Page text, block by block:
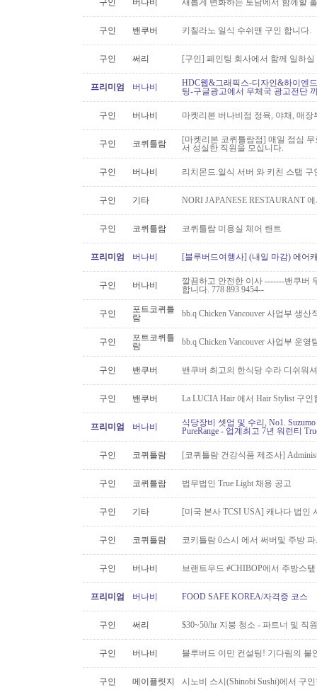
구인 버나비 새롭게 변화하는 토담에서 함께할
구인 밴쿠버 키칠라노 일식 수쉬맨 구인 합니다.
구인 써리 [구인] 페인팅 회사에서 함께 일하
프리미엄 버나비
HDC웹&그래픽스-디자인&하이엔
팅-구글광고에서 우체국 광고전단
구인 버나비 마켓리본 버나비점 정육, 야채, 매
구인 코퀴틀람
[마켓리본 코퀴틀람점] 매일 점심
서 성실한 직원을 모십니다.
구인 버나비 리치몬드.일식 서버 와 키친 스탭 구
구인 기타 NORI JAPANESE RESTAURANT
구인 코퀴틀람 코퀴틀람 미용실 체어 랜트
프리미엄 버나비 [블루버드여행사] (내일 마감) 에어
구인 버나비
깔끔하고 안전한 이사 -------밴쿠버
합니다. 778 893 9454--
구인
포트코퀴틀
람
bb.q Chicken Vancouver 사업부 생
구인
포트코퀴틀
람
bb.q Chicken Vancouver 사업부 운
구인 밴쿠버 밴쿠버 최고의 한식당 수라 디쉬워
구인 밴쿠버 La LUCIA Hair 에서 Hair Stylist 구인
프리미엄 버나비
식당장비 셋업 및 수리, No1.
PureRange - 업계최고 7년 워런티
구인 코퀴틀람 [코퀴틀람 건강식품 제조사]
구인 코퀴틀람 법무법인 True Light 채용 공고
구인 기타 [미국 본사 TCSI USA] 캐나다 법인
구인 코퀴틀람 코키틀람 0스시 에서 써버및 주방
구인 버나비 브랜트우드 #CHIBOP에서 주방스
프리미엄 버나비 FOOD SAFE KOREA/자격증 코스
구인 써리 $30~50/hr 지붕 청소 - 파트너 및 직
구인 버나비 블루버드 이민 컨설팅! 기다림의 불
구인 메이플릿지 시노비 스시(Shinobi Sushi)에서 구